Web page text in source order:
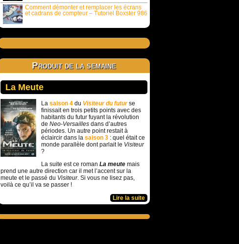
Comment démonter et remplacer les écrans
et cadrans de compteur – Tutoriel Boxster 986
Produit de la semaine
La Meute
La saison 4 du Visiteur du futurse
finissait en trois petits points avec des
habitants du futur fuyant la révolution
de Neo-Versailles dans d’autres
périodes. Un autre point restait à
éclaircir dans la saison 3 : quel était ce
monde parallèle dont parlait le Visiteur
?
La suite est ce roman La meute mais
prend une autre direction car il met l’accent sur la
meute et le passé du Visiteur. Si vous ne lisez pas,
voilà ce qu’il va se passer !
Lire la suite